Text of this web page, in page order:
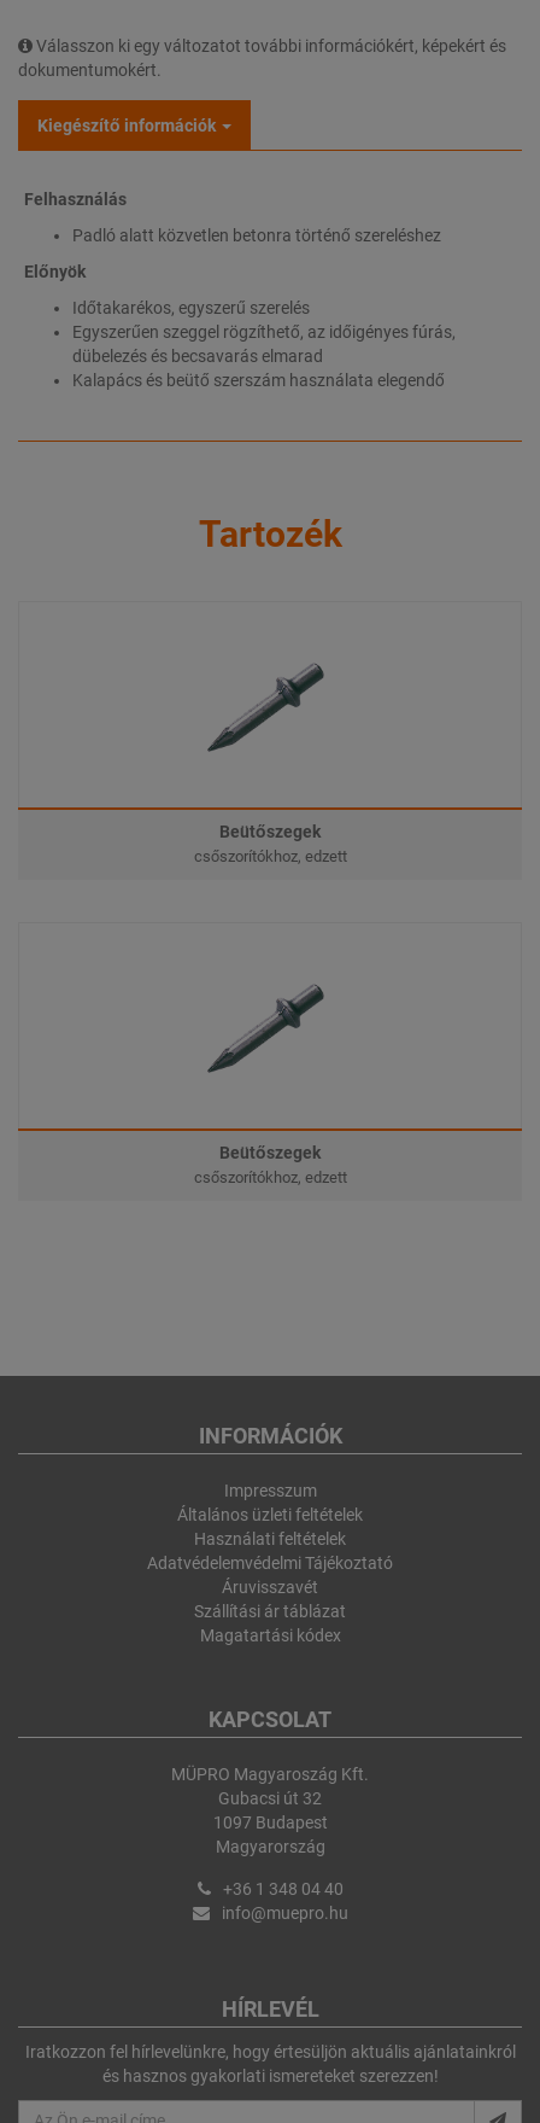
Válasszon ki egy változatot további információkért, képekért és
dokumentumokért.
Kiegészítő információk
Felhasználás
Padló alatt közvetlen betonra történő szereléshez
Előnyök
Időtakarékos, egyszerű szerelés
Egyszerűen szeggel rögzíthető, az időigényes fúrás,
dübelezés és becsavarás elmarad
Kalapács és beütő szerszám használata elegendő
Tartozék
Beütőszegek
csőszorítókhoz, edzett
Beütőszegek
csőszorítókhoz, edzett
INFORMÁCIÓK
Impresszum
Általános üzleti feltételek
Használati feltételek
Adatvédelemvédelmi Tájékoztató
Áruvisszavét
Szállítási ár táblázat
Magatartási kódex
KAPCSOLAT
MÜPRO Magyaroszág Kft.
Gubacsi út 32
1097 Budapest
Magyarország
+36 1 348 04 40
info@muepro.hu
HÍRLEVÉL
Iratkozzon fel hírlevelünkre, hogy értesüljön aktuális ajánlatainkról
és hasznos gyakorlati ismereteket szerezzen!